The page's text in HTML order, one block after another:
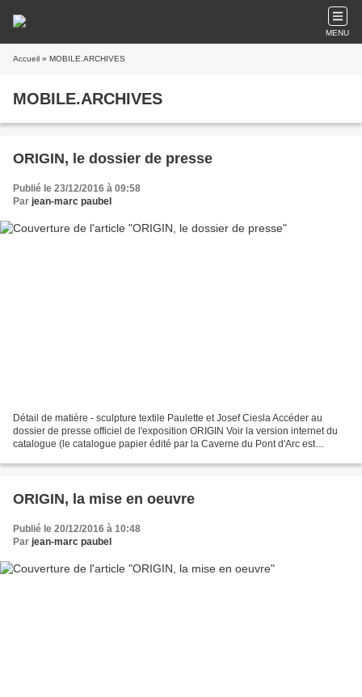
MENU
Accueil » MOBILE.ARCHIVES
MOBILE.ARCHIVES
ORIGIN, le dossier de presse
Publié le 23/12/2016 à 09:58
Par jean-marc paubel
Détail de matière - sculpture textile Paulette et Josef Ciesla Accéder au
dossier de presse officiel de l'exposition ORIGIN Voir la version internet du
catalogue (le catalogue papier édité par la Caverne du Pont d'Arc est
ORIGIN, la mise en oeuvre
Publié le 20/12/2016 à 10:48
Par jean-marc paubel